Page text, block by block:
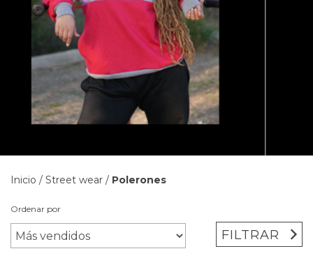
Inicio / Street wear / Polerones
Ordenar por
FILTRAR